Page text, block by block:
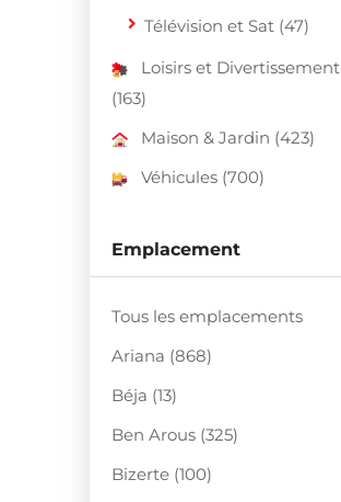
Télévision et Sat (47)
Loisirs et Divertissement
(163)
Maison & Jardin (423)
Véhicules (700)
Emplacement
Tous les emplacements
Ariana (868)
Béja (13)
Ben Arous (325)
Bizerte (100)